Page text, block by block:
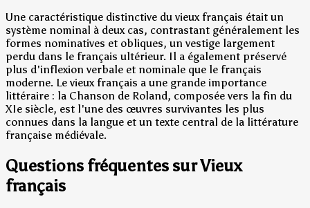
Une caractéristique distinctive du vieux français était un
système nominal à deux cas, contrastant généralement les
formes nominatives et obliques, un vestige largement
perdu dans le français ultérieur. Il a également préservé
plus d'inflexion verbale et nominale que le français
moderne. Le vieux français a une grande importance
littéraire : la Chanson de Roland, composée vers la fin du
XIe siècle, est l'une des œuvres survivantes les plus
connues dans la langue et un texte central de la littérature
française médiévale.
Questions fréquentes sur Vieux
français